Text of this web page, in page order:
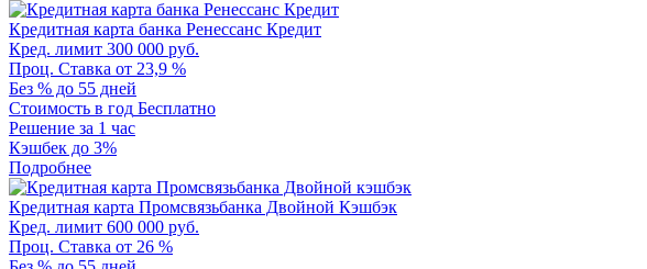
Кредитная карта банка Ренессанс Кредит
Кред. лимит 300 000 руб.
Проц. Ставка от 23,9 %
Без % до 55 дней
Стоимость в год Бесплатно
Решение за 1 час
Кэшбек до 3%
Подробнее
Кредитная карта Промсвязьбанка Двойной Кэшбэк
Кред. лимит 600 000 руб.
Проц. Ставка от 26 %